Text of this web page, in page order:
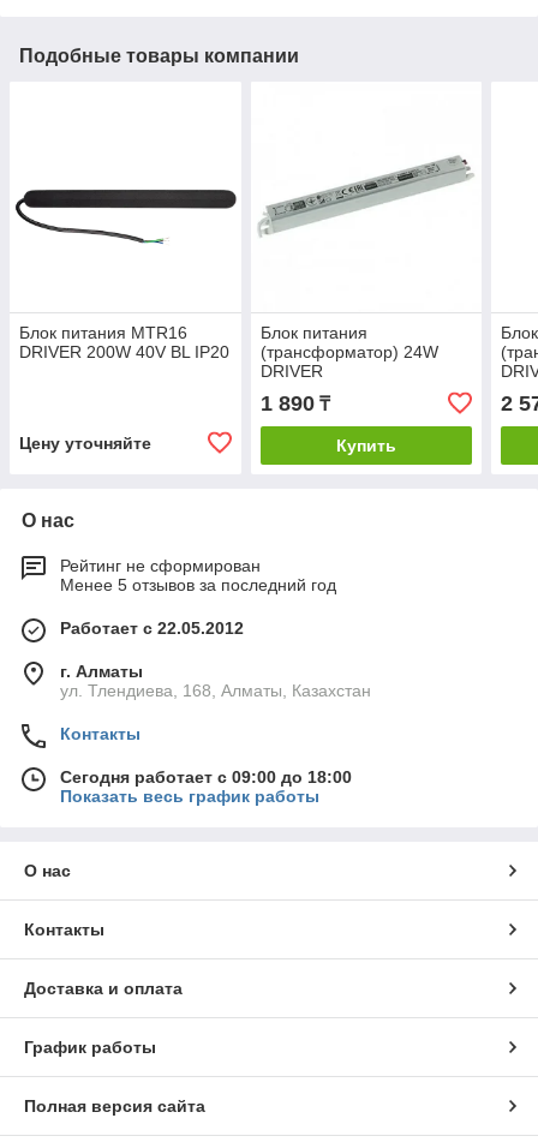
Подобные товары компании
Блок питания MTR16
DRIVER 200W 40V BL IP20
Цену уточняйте
Блок питания
(трансформатор) 24W
DRIVER
1 890₸
Купить
2
О нас
Рейтинг не сформирован
Менее 5 отзывов за последний год
Работает с 22.05.2012
г. Алматы
ул. Тлендиева, 168, Алматы, Казахстан
Контакты
Сегодня работает с 09:00 до 18:00
Показать весь график работы
О нас
Контакты
Доставка и оплата
График работы
Полная версия сайта